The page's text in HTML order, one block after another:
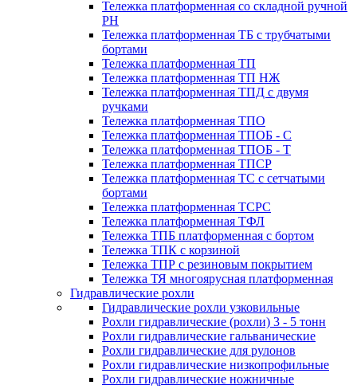
Тележка платформенная со складной ручной
PH
Тележка платформенная ТБ с трубчатыми
бортами
Тележка платформенная ТП
Тележка платформенная ТП НЖ
Тележка платформенная ТПД с двумя
ручками
Тележка платформенная ТПО
Тележка платформенная ТПОБ - С
Тележка платформенная ТПОБ - Т
Тележка платформенная ТПСР
Тележка платформенная ТС с сетчатыми
бортами
Тележка платформенная ТСРС
Тележка платформенная ТФЛ
Тележка ТПБ платформенная с бортом
Тележка ТПК с корзиной
Тележка ТПР с резиновым покрытием
Тележка ТЯ многоярусная платформенная
Гидравлические рохли
Гидравлические рохли узковильные
Рохли гидравлические (рохли) 3 - 5 тонн
Рохли гидравлические гальванические
Рохли гидравлические для рулонов
Рохли гидравлические низкопрофильные
Рохли гидравлические ножничные